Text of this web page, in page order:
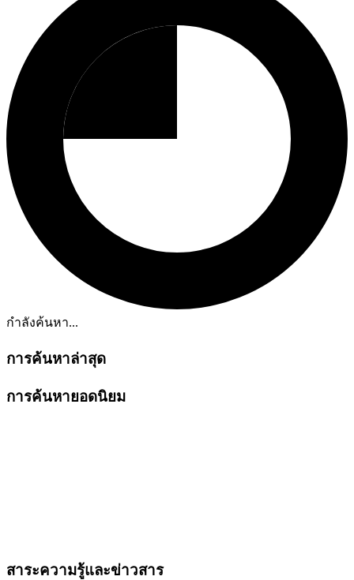
กำลังค้นหา...
การค้นหาล่าสุด
การค้นหายอดนิยม
สาระความรู้และข่าวสาร